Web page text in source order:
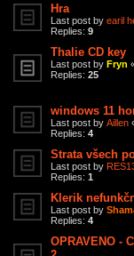
Hra
Last post by earil
Replies: 9
Thalie CD key
Last post by Fryn
Replies: 25
windows 11
Last post by Aillen
Replies: 4
Strata všech
Last post by
Replies: 1
Klerik
Last post by
Replies: 4
OPRAVENO -